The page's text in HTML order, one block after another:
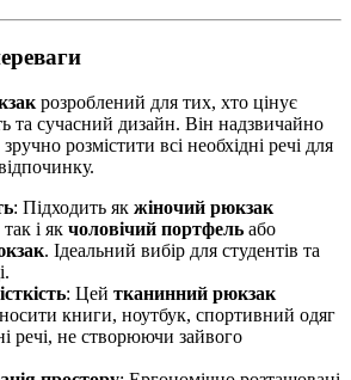
розроблений для тих, хто цінує
та сучасний дизайн. Він надзвичайно
розмістити всі необхідні речі для
: Підходить як жіночий рюкзак
так і як чоловічий портфель або
. Ідеальний вибір для студентів та
: Цей тканинний рюкзак
носити книги, ноутбук, спортивний одяг
речі, не створюючи зайвого